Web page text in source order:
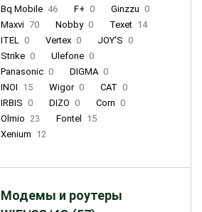
Bq Mobile 46 F+ 0 Ginzzu 0
Maxvi 70 Nobby 0 Texet 14
ITEL 0 Vertex 0 JOY'S 0
Strike 0 Ulefone 0
Panasonic 0 DIGMA 0
INOI 15 Wigor 0 CAT 0
IRBIS 0 DIZO 0 Corn 0
Olmio 23 Fontel
15
Xenium 12
Модемы и роутеры